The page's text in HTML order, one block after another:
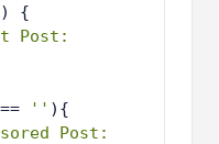
) {
Post:
'' ){
Post: